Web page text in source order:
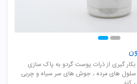
گیری از ذرات پوست گردو به پاک سازی
سلول های مرده ، جوش های سر سیاه و چربی